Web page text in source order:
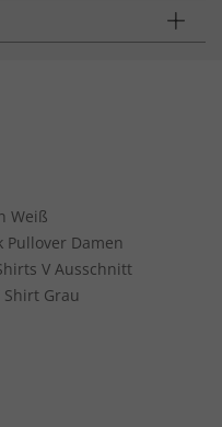
Weiß
Pullover Damen
V Ausschnitt
Shirt Grau